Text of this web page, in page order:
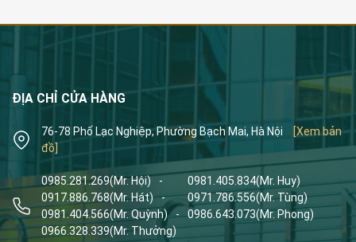
ĐỊA CHỈ CỬA HÀNG
76-78 Phố Lạc Nghiệp, Phường Bạch Mai, Hà Nội
[Xem bản
đồ]
0985.281.269(Mr. Hội) - 0981.405.834(Mr. Huy)
0917.886.768(Mr. Hát) - 0971.786.556(Mr. Tùng)
0981.404.566(Mr. Quỳnh) - 0986.643.073(Mr. Phong)
0966.328.339(Mr. Thưởng)